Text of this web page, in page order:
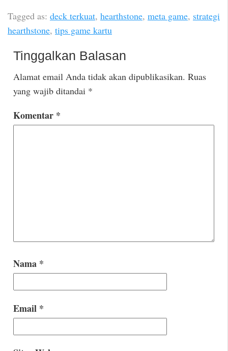
Tagged as: deck terkuat, hearthstone, meta game, strategi
hearthstone, tips game kartu
Tinggalkan Balasan
Alamat email Anda tidak akan dipublikasikan. Ruas
yang wajib ditandai *
Komentar *
Nama *
Email *